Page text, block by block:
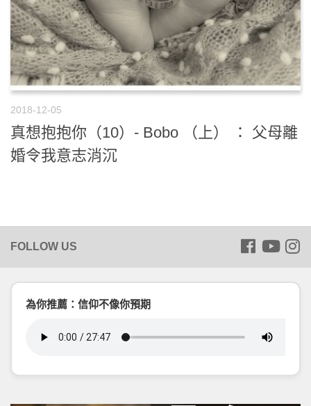
2018-12-05
真想抱抱你（10）- Bobo （上） ： 父母離
婚令我意志消沉
為你推薦：信仰不像你預期